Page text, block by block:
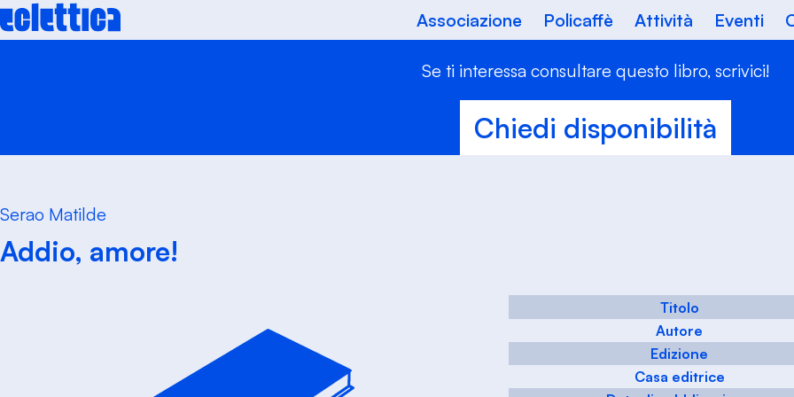
Skip
to
Associazione Policaffè Attività Eventi
Se ti interessa consultare questo libro, scrivici!
Chiedi disponibilità
Serao Matilde
Addio, amore!
Titolo
Autore
Edizione
Casa editrice